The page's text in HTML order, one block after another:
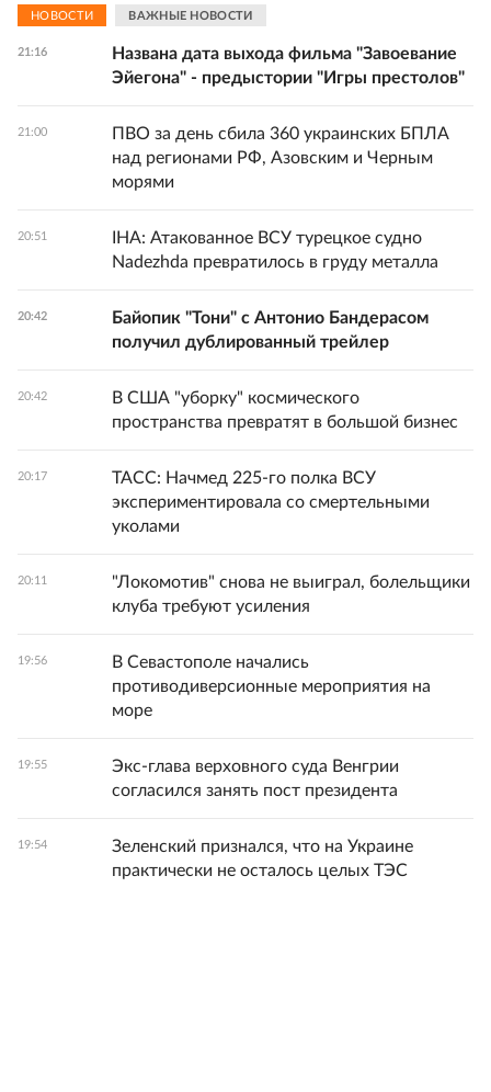
НОВОСТИ ВАЖНЫЕ НОВОСТИ
21:16
Названа дата выхода фильма "Завоевание
Эйегона" - предыстории "Игры престолов"
21:00
ПВО за день сбила 360 украинских БПЛА
над регионами РФ, Азовским и Черным
морями
20:51
IHA: Атакованное ВСУ турецкое судно
Nadezhda превратилось в груду металла
20:42
Байопик "Тони" с Антонио Бандерасом
получил дублированный трейлер
20:42
В США "уборку" космического
пространства превратят в большой бизнес
20:17
ТАСС: Начмед 225-го полка ВСУ
экспериментировала со смертельными
уколами
20:11
"Локомотив" снова не выиграл, болельщики
клуба требуют усиления
19:56
В Севастополе начались
противодиверсионные мероприятия на
море
19:55
Экс-глава верховного суда Венгрии
согласился занять пост президента
19:54
Зеленский признался, что на Украине
практически не осталось целых ТЭС